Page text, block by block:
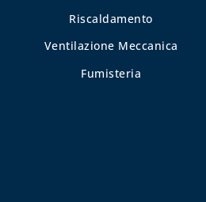
Riscaldamento
Ventilazione Meccanica
Fumisteria